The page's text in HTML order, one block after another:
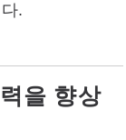
.
을 향상